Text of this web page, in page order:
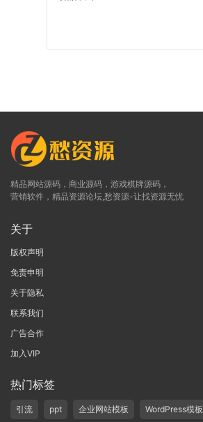
精品网站源码，商业源码，游戏棋牌源码，
营销软件，精品资源论坛,愁资源-让找资源无忧
关于
版权声明
免责申明
关于隐私
联系我们
广告合作
加入VIP
热门标签
引流 ppt 企业网站模板 WordPress模板